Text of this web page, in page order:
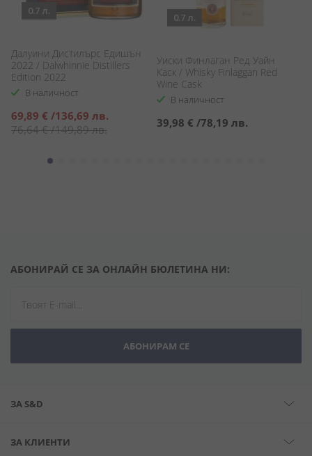
0.7 л.
Далуини Дистилърс Едишън
2022 / Dalwhinnie Distillers
Edition 2022
В наличност
Специална
цена
69,89 € /136,69 лв.
76,64 €/149,89 лв.
0.7 л.
Уиски Финлаган Ред Уайн
Каск / Whisky Finlaggan Red
Wine Cask
В наличност
39,98 € /78,19 лв.
АБОНИРАЙ СЕ ЗА ОНЛАЙН БЮЛЕТИНА НИ:
АБОНИРАМ СЕ
ЗА S&D
ЗА КЛИЕНТИ